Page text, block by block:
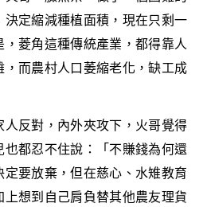
定縮減種植面積，現在只剩一
菱角這種傳統產業，都得靠人
而農村人口萎縮老化，缺工成
反對，內外夾攻下，火哥覺得
都忍不住說：「不賺錢為何還
要放棄，但在慈心、水雉教育
想到自己肩負替其他農友理貨